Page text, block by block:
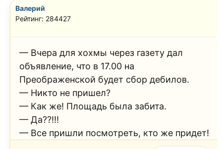
Валерий
Рейтинг: 284427
— Вчера для хохмы через газету дал
объявление, что в 17.00 на
Преображенской будет сбор дебилов.
— Никто не пришел?
— Как же! Площадь была забита.
— Да??!!!
— Все пришли посмотреть, кто же придет!